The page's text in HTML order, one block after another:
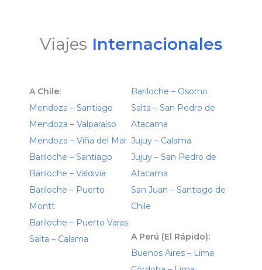
Viajes Internacionales
A Chile:
Mendoza – Santiago
Mendoza – Valparaíso
Mendoza – Viña del Mar
Bariloche – Santiago
Bariloche – Valdivia
Bariloche – Puerto
Montt
Bariloche – Puerto Varas
Salta – Calama
Bariloche – Osorno
Salta – San Pedro de
Atacama
Jujuy – Calama
Jujuy – San Pedro de
Atacama
San Juan – Santiago de
Chile
A Perú (El Rápido):
Buenos Aires – Lima